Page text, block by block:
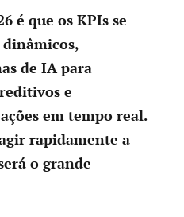
é que os KPIs se
de IA para
e
em tempo real.
rapidamente a
o grande